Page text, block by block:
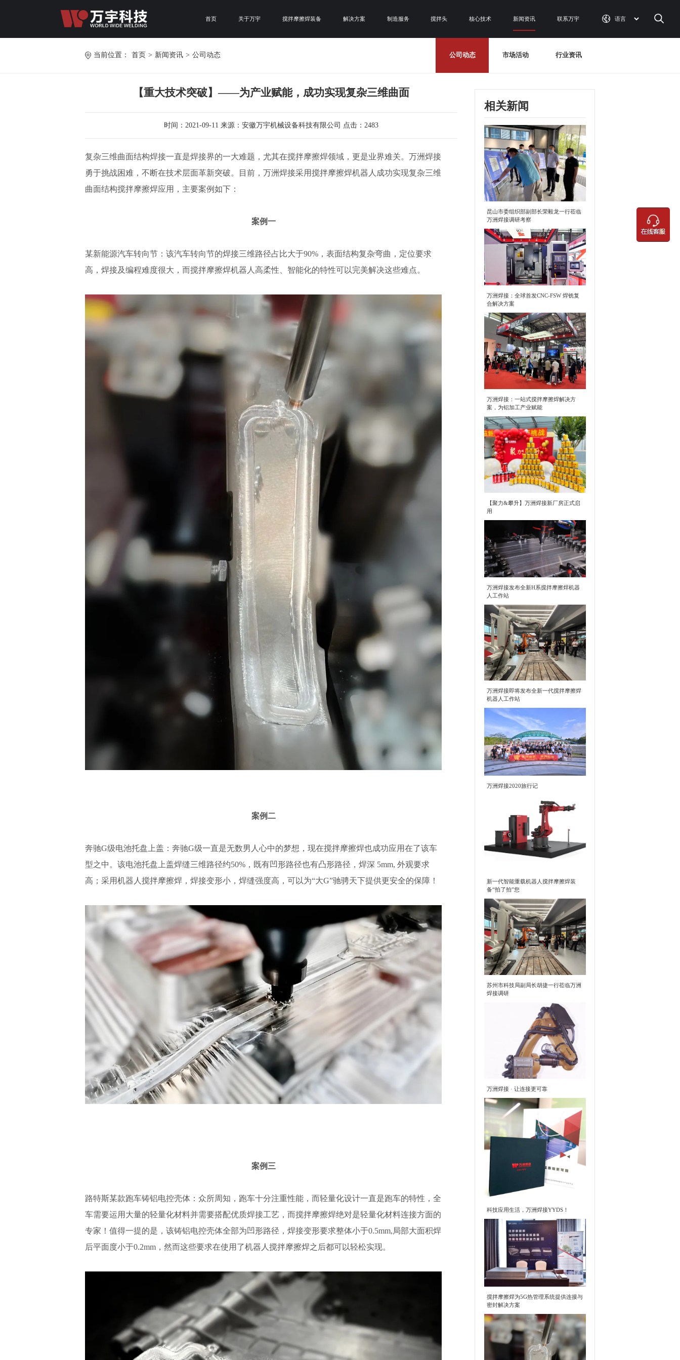
首页 关于万宇 搅拌摩擦焊装备 解决方案 制造服务 搅拌头 核心技术 新闻资讯 联系万宇
当前位置： 首页 > 新闻资讯 > 公司动态 公司动态 市场活动 行业资讯
【重大技术突破】——为产业赋能，成功实现复杂三维曲面
时间：2021-09-11 来源：安徽万宇机械设备科技有限公司 点击：2483
复杂三维曲面结构焊接一直是焊接界的一大难题，尤其在搅拌摩擦焊领域，更是业界难关。万洲焊接
勇于挑战困难，不断在技术层面革新突破。目前，万洲焊接采用搅拌摩擦焊机器人成功实现复杂三维
曲面结构搅拌摩擦焊应用，主要案例如下：
案例一
某新能源汽车转向节：该汽车转向节的焊接三维路径占比大于90%，表面结构复杂弯曲，定位要求
高，焊接及编程难度很大，而搅拌摩擦焊机器人 高柔性、智能化的特性可以完美解决这些难点。
案例二
奔驰G级电池托盘上盖：奔驰G级一直是无数男人心中的梦想，现在搅拌摩擦焊也成功应用在了该车
型之中。该电池托盘上盖焊缝三维路径约50%，既有凹形路径也有凸形路径，焊深 5mm, 外观要求
高；采用机器人搅拌摩擦焊，焊接变形小，焊缝强度高，可以为“大G”驰骋天下提供更安全的保障！
案例三
路特斯某款跑车铸铝电控壳体：众所周知，跑车十分注重性能，而轻量化设计一直是跑车的特性，全
车需要运用大量的轻量化材料并需要搭配优质焊接工艺，而搅拌摩擦焊绝对是轻量化材料连接方面的
专家！值得一提的是，该铸铝电控壳体全部为凹形路径，焊接变形要求整体小于0.5mm,局部大面积焊
后平面度小于0.2mm，然而这些要求在使用了机器人搅拌摩擦焊之后都可以轻松实现。
相关新闻
昆山市委组织部副部长荣毅龙一行莅临
万洲焊接调研考察
万洲焊接：全球首发CNC-FSW 焊铣复
合解决方案
万洲焊接：一站式搅拌摩擦焊解决方
案，为铝加工产业赋能
【聚力&攀升】万洲焊接新厂房正式启
用
万洲焊接发布全新H系搅拌摩擦焊机器
人工作站
万洲焊接即将发布全新一代搅拌摩擦焊
机器人工作站
万洲焊接2020旅行记
新一代智能重载机器人搅拌摩擦焊装
备“拍了拍”您
苏州市科技局副局长胡捷一行莅临万洲
焊接调研
万洲焊接 · 让连接更可靠
科技应用生活，万洲焊接YYDS！
搅拌摩擦焊为5G热管理系统提供连接与
密封解决方案